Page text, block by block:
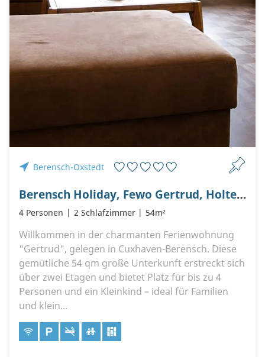
Berensch-Oxstedt
Berensch Holiday, Fewo Gertrud, Holter Straße 7, 27476 Cuxhaven Berensch
4 Personen 2 Schlafzimmer 54m²
Willkommen in der charmanten Ferienwohnung
"Gertrud", gelegen in Cuxhaven-Berensch. Diese
gemütliche 54 qm große Unterkunft erstreckt sich
über zwei Etagen und bietet Platz für bis zu 4
Personen und ein Kleinkind – ideal für Familien
und klein...